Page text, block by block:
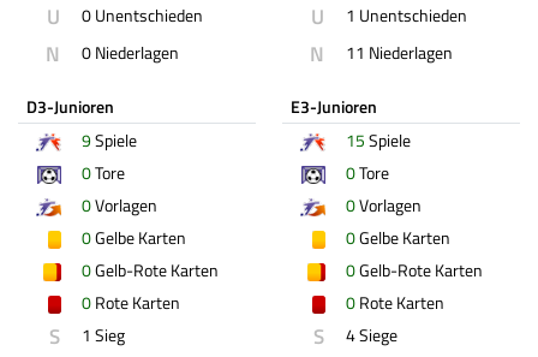
U 0 Unentschieden
N 0 Niederlagen
U 1 Unentschieden
N 11 Niederlagen
D3-Junioren
9Spiele
0Tore
0Vorlagen
0Gelbe Karten
0Gelb-Rote Karten
0Rote Karten
S 1 Sieg
E3-Junioren
15Spiele
0Tore
0Vorlagen
0Gelbe Karten
0Gelb-Rote Karten
0Rote Karten
S 4 Siege